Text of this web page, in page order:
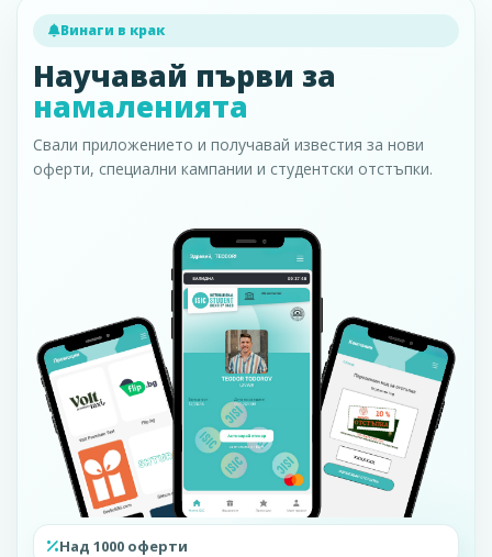
Винаги в крак
Научавай първи за
намаленията
Свали приложението и получавай известия за нови
оферти, специални кампании и студентски отстъпки.
Над 1000 оферти